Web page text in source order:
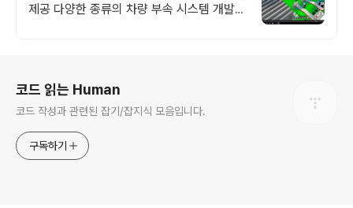
제공 다양한 종류의 차량 부속 시스템 개발을
코드 읽는 Human
코드 작성과 관련된 잡기/잡지식 모음입니다.
구독하기